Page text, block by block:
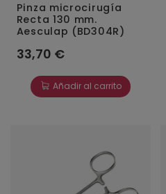
Pinza microcirugía
Recta 130 mm.
Aesculap (BD304R)
33,70 €
Añadir al carrito